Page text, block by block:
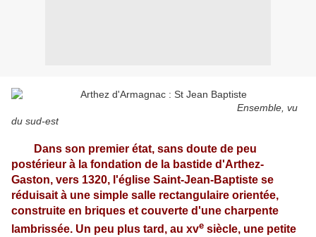
Ensemble, vu
du sud-est
Dans son premier état, sans doute de peu
postérieur à la fondation de la bastide d'Arthez-
Gaston, vers 1320, l'église Saint-Jean-Baptiste se
réduisait à une simple salle rectangulaire orientée,
construite en briques et couverte d'une charpente
lambrissée. Un peu plus tard, au xve siècle, une petite